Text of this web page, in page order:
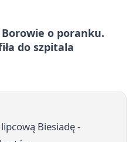
o poranku.
do szpitala
Biesiadę -